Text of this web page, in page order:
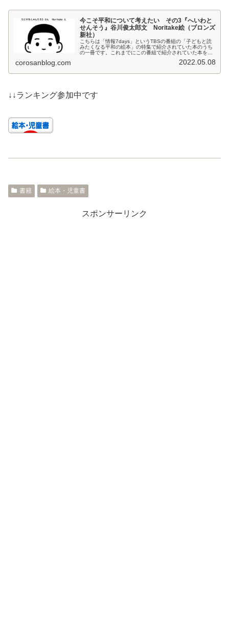
今こそ平和について考えたい その3『へいわと
せんそう』谷川俊太郎文 Noritake絵（ブロンズ
新社）
こちらは「情報7days」というTBSの番組の「子どもと読
みたくなる平和の絵本」の特集で紹介されていた本のうち
の一冊です。これまでにこの番組で紹介されていた本を2
corosanblog.com 2022.05.08
↓↓ランキング参加中です
書籍 絵本・児童書
スポンサーリンク